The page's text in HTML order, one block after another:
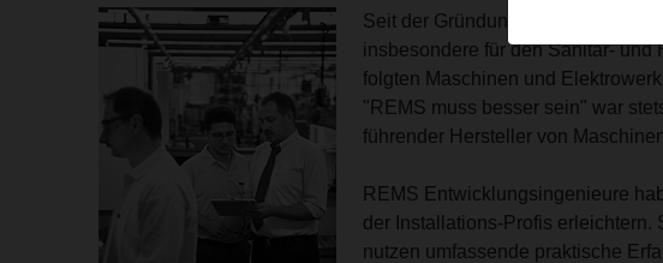
Seit der Gründung im Jahre 1909
insbesondere für den Sanitär-
folgten Maschinen und
"REMS muss besser sein" war
führender Hersteller von
REMS Entwicklungsingenieure
der Installations-Profis erleichtern.
nutzen umfassende praktische